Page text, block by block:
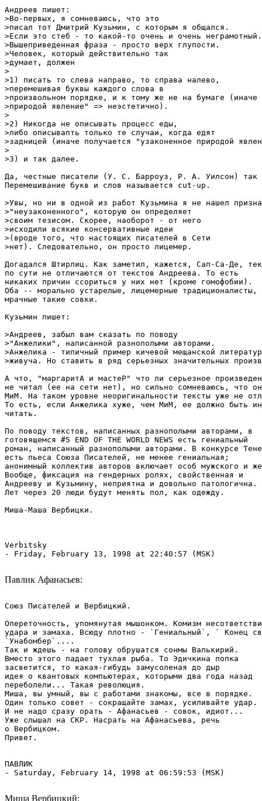
Андреев пишет:
>Во-первых, я сомневаюсь, что это
>писал тот Дмитрий Кузьмин, с которым я общался.
>Если это стеб - то какой-то очень и очень неграмотный.
>Вышеприведенная фраза - просто верх глупости.
>Человек, который действительно так
>думает, должен
>
>1) писать то слева направо, то справа налево,
>перемешивая буквы каждого слова в
>произвольном порядке, и к тому же не на бумаге (иначе
>природой явление" => неэстетично).
>
>2) Никогда не описывать процесс еды,
>либо описывапть только те случаи, когда едят
>задницей (иначе получается "узаконенное природой
>
>3) и так далее.
Да, честные писатели (У. С. Барроуз, Р. А. Уилсон) так
Перемешивание букв и слов называется cut-up.
>Увы, но ни в одной из работ Кузьмина я не нашел
>"неузаконенного", которую он определяет
>своим тезисом. Скорее, наоборот - от него
>исходили всякие консервативные идеи
>(вроде того, что настоящих писателей в Сети
>нет). Следовательно, он просто лицемер.
Догадался Штирлиц. Как заметил, кажется, Сап-Са-Де,
по сути не отличаются от текстов Андреева. То есть
никаких причин ссориться у них нет (кроме гомофобии).
Оба -- морально устарелые, лицемерные традиционалисты,
мрачные такие совки.
Кузьмин пишет:
>Андреев, забыл вам сказать по поводу
>"Анжелики", написанной разнополыми авторами.
>Анжелика - типичный пример кичевой мещанской
>живуча. Но ставить в ряд серьезных значительных
А что, "маргаритА и мастеР" что ли серьезное
не читал (ее на сети нет), но сильно сомневаюсь, что
МиМ. На таком уровне неоригинальности тексты уже не
То есть, если Анжелика хуже, чем МиМ, ее должно быть
читать.
По поводу текстов, написанных разнополыми авторами, в
готовящемся #5 END OF THE WORLD NEWS есть гениальный
роман, написанный разнополыми авторами. В конкурсе
есть пьеса Союза Писателей, не менее гениальная;
анонимный коллектив авторов включает особ мужского и
Вообще, фиксация на гендерных ролях, свойственная и
Андрееву и Кузьмину, неприятна и довольно патологична.
Лет через 20 люди будут менять пол, как одежду.
Миша-Маша Вербицки.
Verbitsky
- Friday, February 13, 1998 at 22:40:57 (MSK)
Павлик Афанасьев:
Союз Писателей и Вербицкий.
Опереточность, упомянутая мышонком. Комизм
удара и замаха. Всюду плотно - `Гениальный`, ` Конец
`Унабомбер`....
Так и ждешь - на голову обрушатся сонмы Валькирий.
Вместо этого падает тухлая рыба. То Эдичкина попка
засветится, то какая-гибудь замусоленая до дыр
идея о квантовых компьютерах, которыми два года назад
переболели... Такая революция.
Миша, вы умный, вы с работами знакомы, все в порядке.
Один только совет - сокращайте замах, усиливайте удар.
И не надо сразу орать - Афанасьев - совок, идиот...
Уже слышал на СКР. Насрать на Афанасьева, речь
о Вербицком.
Привет.
ПАВЛИК
- Saturday, February 14, 1998 at 06:59:53 (MSK)
Миша Вербицкий: